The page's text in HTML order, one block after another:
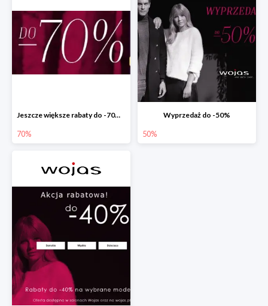
Jeszcze większe rabaty do -70% w Wojas
70%
Wyprzedaż do -50%
50%